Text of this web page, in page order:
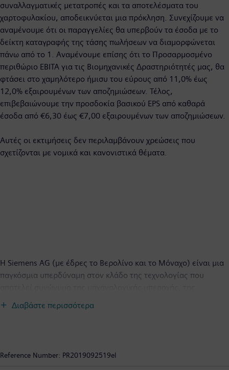
συναλλαγματικές μετατροπές και τα αποτελέσματα του
χαρτοφυλακίου, αποδεικνύεται μια πρόκληση. Συνεχίζουμε να
αναμένουμε ότι οι παραγγελίες θα υπερβούν τα έσοδα με το
δείκτη καταγραφής της τάσης πωλήσεων να διαμορφώνεται
πάνω από το 1. Αναμένουμε επίσης ότι το Προσαρμοσμένο
περιθώριο EBITA για τις Βιομηχανικές Δραστηριότητές μας, θα
φτάσει στο χαμηλότερο ήμισυ του εύρους από 11,0% έως
12,0% εξαιρουμένων των αποζημιώσεων. Τέλος,
επιβεβαιώνουμε την προσδοκία βασικού EPS από καθαρά
έσοδα από €6,30 έως €7,00 εξαιρουμένων των αποζημιώσεων.
Αυτές οι εκτιμήσεις δεν περιλαμβάνουν χρεώσεις που
σχετίζονται με νομικά και κανονιστικά θέματα.
Η Siemens AG (με έδρες το Βερολίνο και το Μόναχο) είναι μια
παγκόσμια υπερδύναμη στον κλάδο της τεχνολογίας που
καινοτομίας, της ποιότητας, της αξιοπιστίας και του διεθνούς
χαρακτήρα για πάνω από 170 χρόνια. Με παρουσία σε όλον τον
αποδοτικών τεχνολογιών που συμβάλλουν στην εξοικονόμηση
Διαβάστε περισσότερα
Reference Number: PR2019092519el